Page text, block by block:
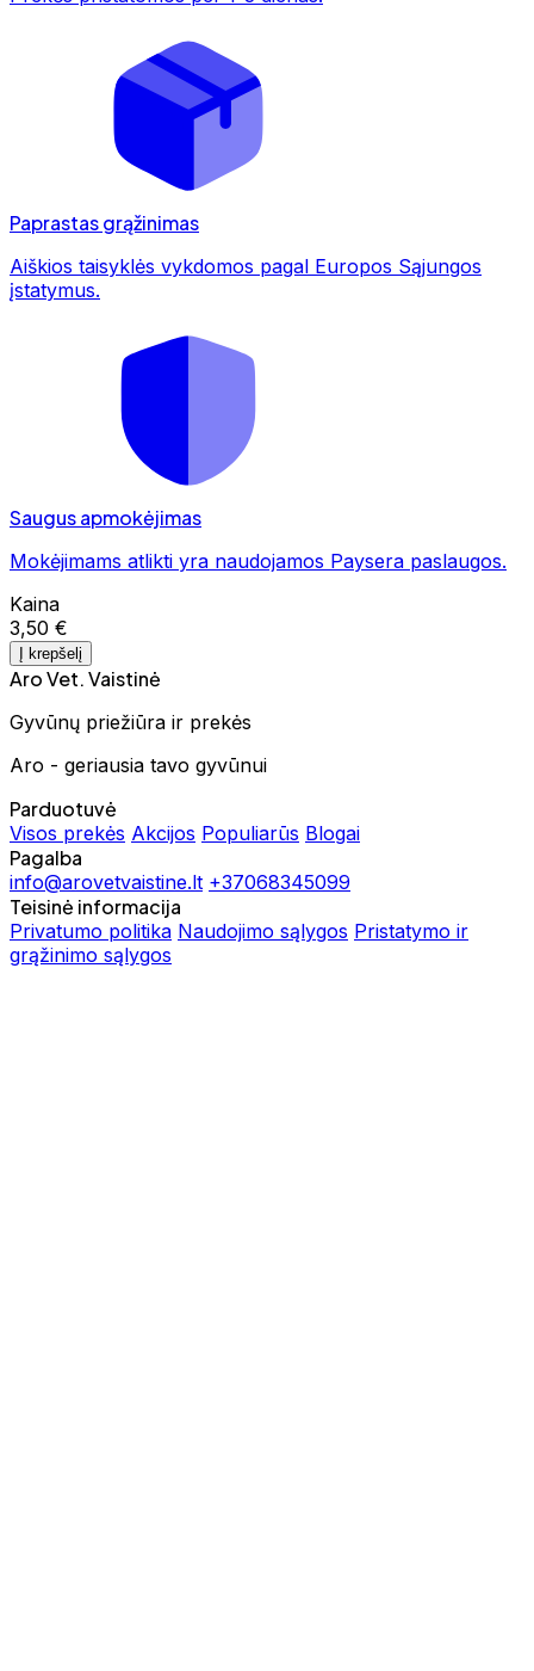
Paprastas grąžinimas
Aiškios taisyklės vykdomos pagal Europos Sąjungos
įstatymus.
Saugus apmokėjimas
Mokėjimams atlikti yra naudojamos Paysera paslaugos.
Kaina
3,50 €
Į krepšelį
Aro Vet. Vaistinė
Gyvūnų priežiūra ir prekės
Aro - geriausia tavo gyvūnui
Parduotuvė
Visos prekės Akcijos Populiarūs Blogai
Pagalba
info@arovetvaistine.lt +37068345099
Teisinė informacija
Privatumo politika Naudojimo sąlygos Pristatymo ir
grąžinimo sąlygos